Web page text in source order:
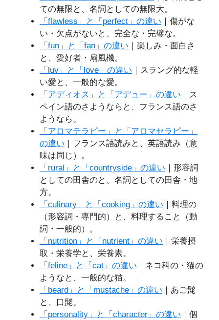
ての無限と、名詞としての無限大。
「flawless」と「perfect」の違い ｜傷がな
い・欠点がないと、完全な・完璧な。
「fun」と「fan」の違い ｜楽しみ・面白さ
と、愛好者・扇風機。
「luv」と「love」の違い ｜スラング的な軽
い愛と、一般的な愛。
「アディオス」と「アデュー」の違い ｜ス
ペイン語のさようならと、フランス語のさ
ようなら。
「アロマテラピー」と「アロマセラピー」
の違い ｜フランス語読みと、英語読み（意
味は同じ）。
「rural」と「countryside」の違い ｜形容詞
としての田舎のと、名詞としての田舎・地
方。
「culinary」と「cooking」の違い ｜料理の
（形容詞・専門的）と、料理すること（動
詞・一般的）。
「nutrition」と「nutrient」の違い ｜栄養摂
取・栄養学と、栄養素。
「feline」と「cat」の違い ｜ネコ科の・猫の
ようなと、一般的な猫。
「beard」と「mustache」の違い ｜あご髭
と、口髭。
「personality」と「character」の違い ｜個